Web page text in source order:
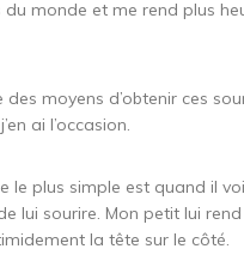
du monde et me rend plus
des moyens d’obtenir ces
ai l’occasion.
le plus simple est quand il
lui sourire. Mon petit lui
la tête sur le côté.